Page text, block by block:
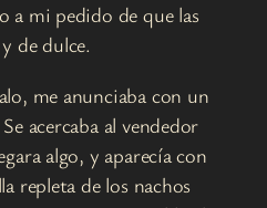
a mi pedido de que las
de dulce.
me anunciaba con un
acercaba al vendedor
algo, y aparecía con
repleta de los nachos